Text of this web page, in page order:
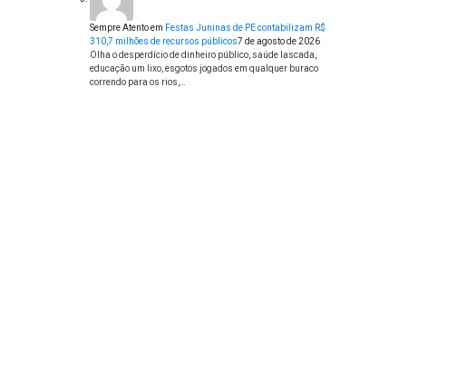
Sempre Atentoem Festas Juninas de PE contabilizam R$
310,7 milhões de recursos públicos7 de agosto de 2026
Olha o desperdício de dinheiro público, saúde lascada,
educação um lixo, esgotos jogados em qualquer buraco
correndo para os rios,…